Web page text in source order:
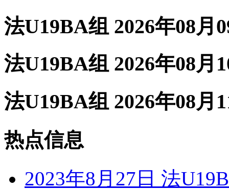
法U19BA组 2026年08月
法U19BA组 2026年08月
法U19BA组 2026年08月
热点信息
2023年8月27日 法